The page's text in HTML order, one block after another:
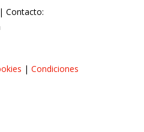
Contacto:
| Condiciones